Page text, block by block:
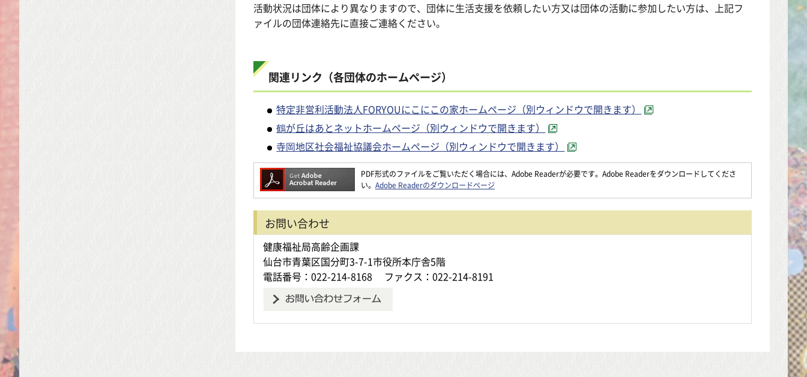
活動状況は団体により異なりますので、団体に生活支援を依頼したい方又は団体の活動に参加したい方は、上記フ
ァイルの団体連絡先に直接ご連絡ください。
関連リンク（各団体のホームページ）
特定非営利活動法人FORYOUにこにこの家ホームページ（別ウィンドウで開きます）
鶴が丘はあとネットホームページ（別ウィンドウで開きます）
寺岡地区社会福祉協議会ホームページ（別ウィンドウで開きます）
PDF形式のファイルをご覧いただく場合には、Adobe Readerが必要です。Adobe Readerをダウンロードしてくださ
い。 Adobe Readerのダウンロードページ
お問い合わせ
健康福祉局高齢企画課
仙台市青葉区国分町3-7-1市役所本庁舎5階
電話番号：022-214-8168
ファクス：022-214-8191